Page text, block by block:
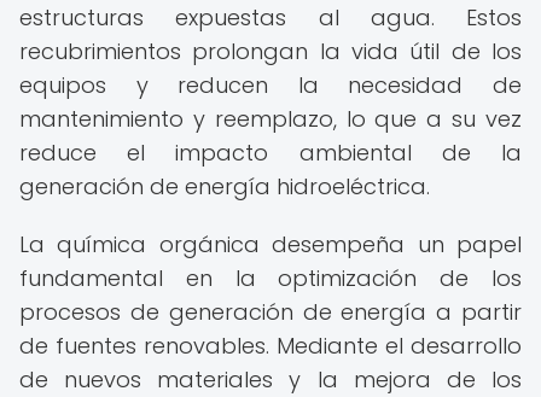
estructuras expuestas al agua. Estos
recubrimientos prolongan la vida útil de los
equipos y reducen la necesidad de
mantenimiento y reemplazo, lo que a su vez
reduce el impacto ambiental de la
generación de energía hidroeléctrica.
La química orgánica desempeña un papel
fundamental en la optimización de los
procesos de generación de energía a partir
de fuentes renovables. Mediante el desarrollo
de nuevos materiales y la mejora de los